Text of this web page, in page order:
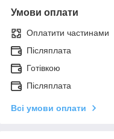
Умови оплати
Оплатити частинами
Післяплата
Готівкою
Післяплата
Всі умови оплати